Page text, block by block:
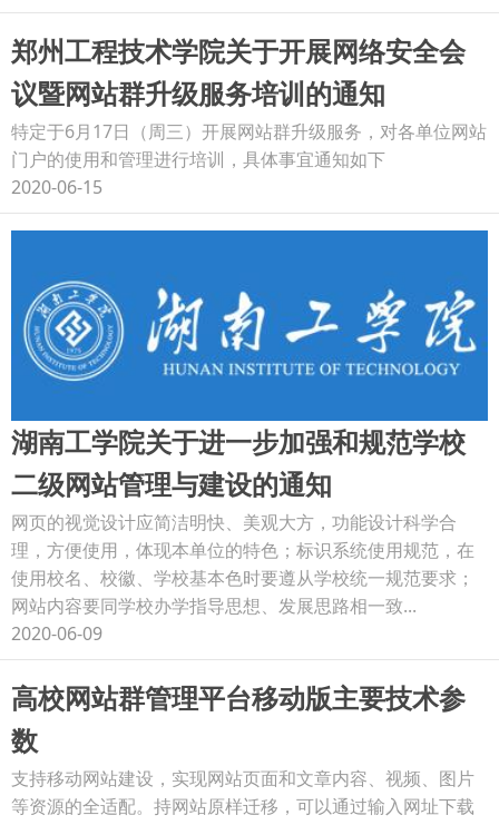
郑州工程技术学院关于开展网络安全会
议暨网站群升级服务培训的通知
特定于6月17日（周三）开展网站群升级服务，对各单位网站
门户的使用和管理进行培训，具体事宜通知如下
2020-06-15
湖南工学院关于进一步加强和规范学校
二级网站管理与建设的通知
网页的视觉设计应简洁明快、美观大方，功能设计科学合
理，方便使用，体现本单位的特色；标识系统使用规范，在
使用校名、校徽、学校基本色时要遵从学校统一规范要求；
网站内容要同学校办学指导思想、发展思路相一致...
2020-06-09
高校网站群管理平台移动版主要技术参
数
支持移动网站建设，实现网站页面和文章内容、视频、图片
等资源的全适配。持网站原样迁移，可以通过输入网址下载